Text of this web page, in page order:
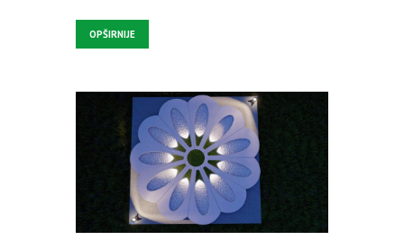
OPŠIRNIJE